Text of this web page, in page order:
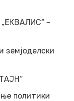
–
земјоделски
политики